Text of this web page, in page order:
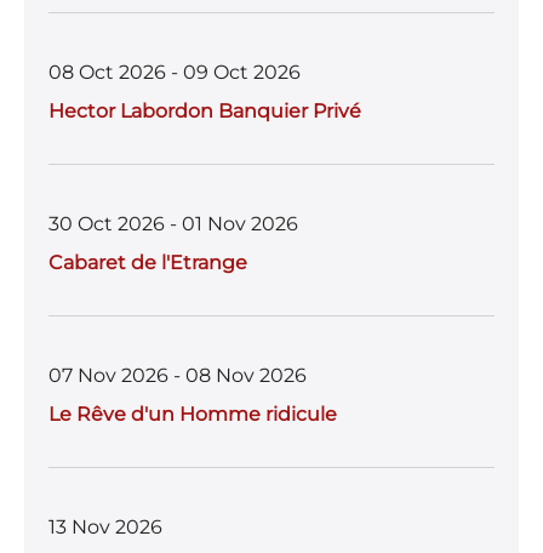
08 Oct 2026 - 09 Oct 2026
Hector Labordon Banquier Privé
30 Oct 2026 - 01 Nov 2026
Cabaret de l'Etrange
07 Nov 2026 - 08 Nov 2026
Le Rêve d'un Homme ridicule
13 Nov 2026